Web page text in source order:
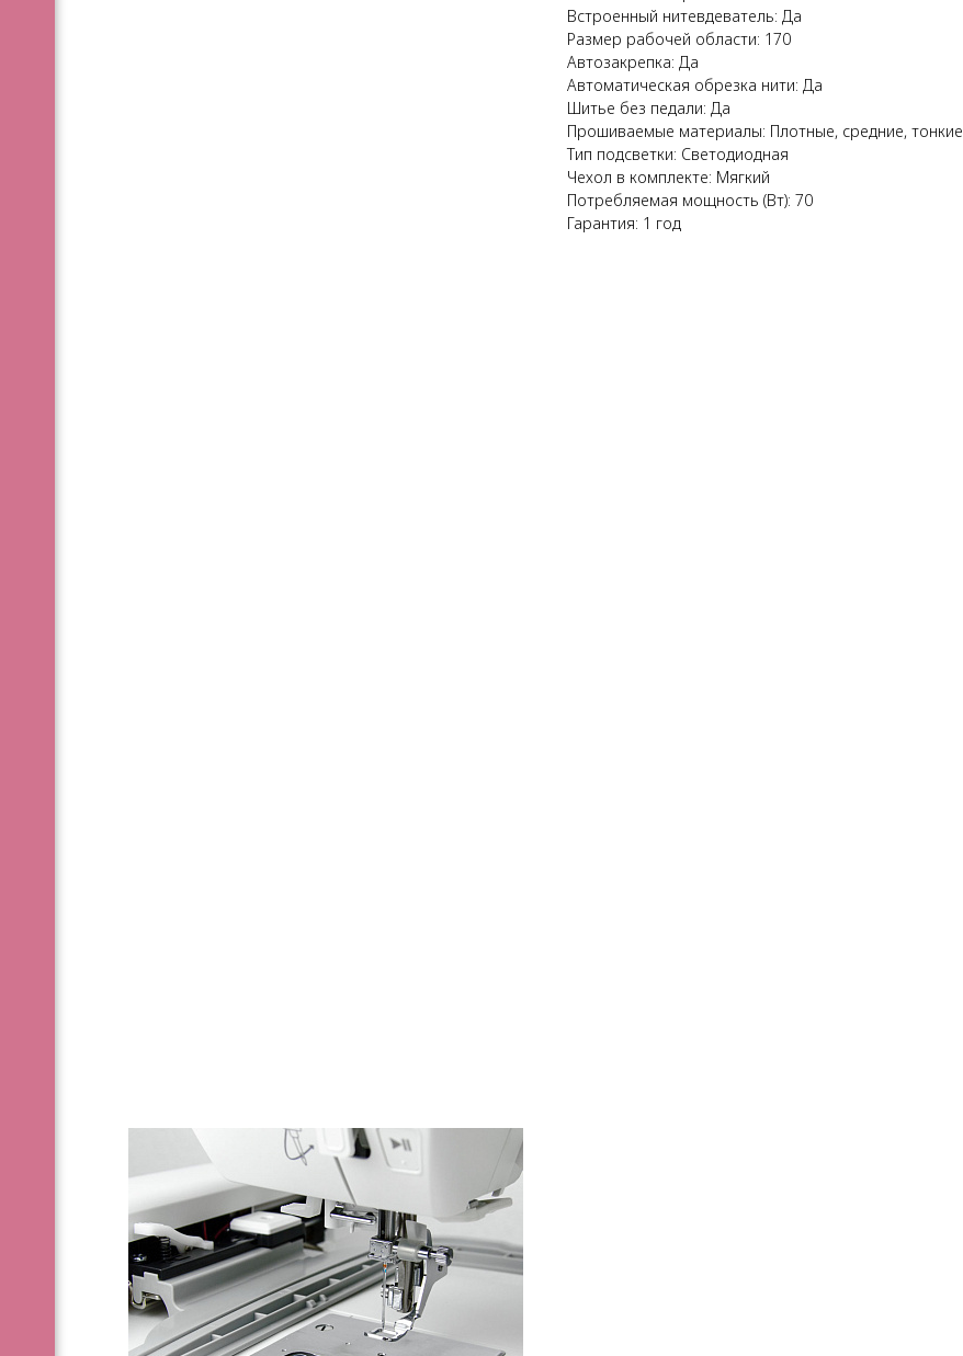
Встроенный нитевдеватель: Да
Размер рабочей области: 170
Автозакрепка: Да
Автоматическая обрезка нити: Да
Шитье без педали: Да
Прошиваемые материалы: Плотные, средние, тонкие
Тип подсветки: Светодиодная
Чехол в комплекте: Мягкий
Потребляемая мощность (Вт): 70
Гарантия: 1 год